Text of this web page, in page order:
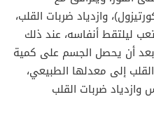
وازدياد ضربات القلب،
ليلتقط أنفاسه، عند ذلك
أن يحصل الجسم على كمية
إلى معدلها الطبيعي،
ضربات القلب